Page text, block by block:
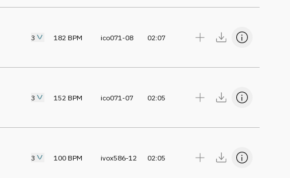
3 182 BPM ico071-08 02:07
3 152 BPM ico071-07 02:05
3 100 BPM ivox586-12 02:05